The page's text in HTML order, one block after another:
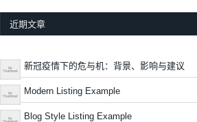
近期文章
新冠疫情下的危与机：背景、影响与建议
Modern Listing Example
Blog Style Listing Example